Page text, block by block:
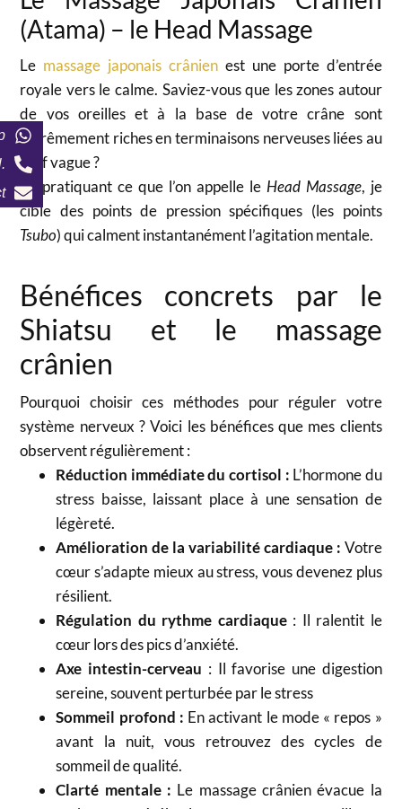
(Atama) – le Head Massage
Le massage japonais crânien est une porte d’entrée
royale vers le calme. Saviez-vous que les zones autour
de vos oreilles et à la base de votre crâne sont
extrêmement riches en terminaisons nerveuses liées au
nerf vague ?
En pratiquant ce que l’on appelle le Head Massage, je
cible des points de pression spécifiques (les points
Tsubo) qui calment instantanément l’agitation mentale.
Bénéfices concrets par le
Shiatsu et le massage
crânien
Pourquoi choisir ces méthodes pour réguler votre
système nerveux ? Voici les bénéfices que mes clients
observent régulièrement :
Réduction immédiate du cortisol : L’hormone du
stress baisse, laissant place à une sensation de
légèreté.
Amélioration de la variabilité cardiaque : Votre
cœur s’adapte mieux au stress, vous devenez plus
résilient.
Régulation du rythme cardiaque: Il ralentit le
cœur lors des pics d’anxiété.
Axe intestin-cerveau : Il favorise une digestion
sereine, souvent perturbée par le stress
Sommeil profond : En activant le mode « repos »
avant la nuit, vous retrouvez des cycles de
sommeil de qualité.
Clarté mentale : Le massage crânien évacue la